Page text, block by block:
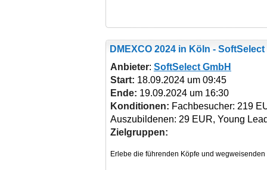
DMEXCO 2024 in Köln - SoftSelect
Anbieter: SoftSelect GmbH
Start: 18.09.2024 um 09:45
Ende: 19.09.2024 um 16:30
Konditionen: Fachbesucher: 219
Auszubildenen: 29 EUR, Young
Zielgruppen: